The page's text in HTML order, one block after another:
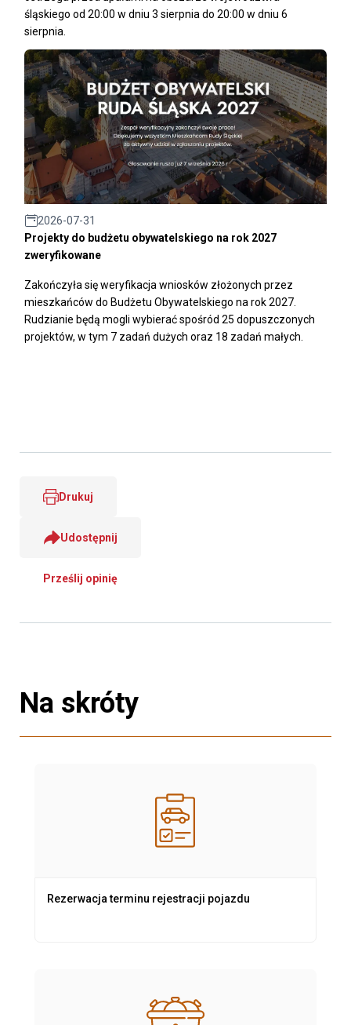
śląskiego od 20:00 w dniu 3 sierpnia do 20:00 w dniu 6
sierpnia.
2026-07-31
Projekty do budżetu obywatelskiego na rok 2027
zweryfikowane
Zakończyła się weryfikacja wniosków złożonych przez
mieszkańców do Budżetu Obywatelskiego na rok 2027.
Rudzianie będą mogli wybierać spośród 25 dopuszczonych
projektów, w tym 7 zadań dużych oraz 18 zadań małych.
Drukuj
Udostępnij
Prześlij opinię
Na skróty
Rezerwacja terminu rejestracji pojazdu